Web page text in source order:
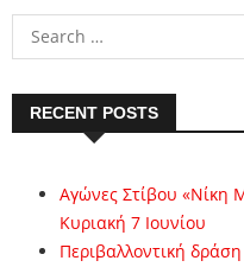
RECENT POSTS
Αγώνες Στίβου «Νίκη
Κυριακή 7 Ιουνίου
Περιβαλλοντική